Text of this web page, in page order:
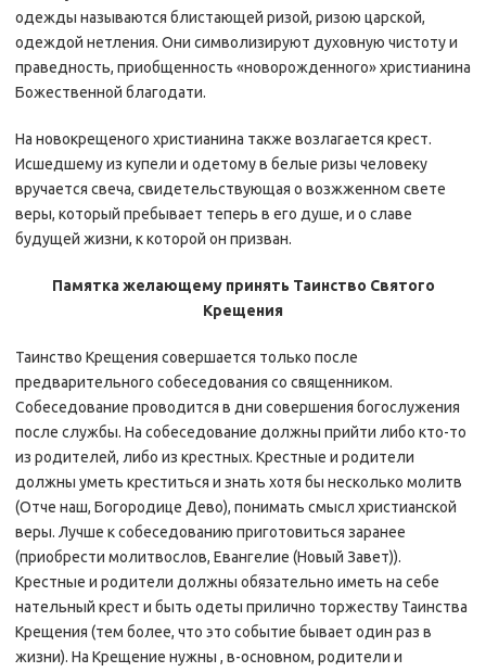
одежды называются блистающей ризой, ризою царской,
одеждой нетления. Они символизируют духовную чистоту и
праведность, приобщенность «новорожденного» христианина
Божественной благодати.
На новокрещеного христианина также возлагается крест.
Исшедшему из купели и одетому в белые ризы человеку
вручается свеча, свидетельствующая о возжженном свете
веры, который пребывает теперь в его душе, и о славе
будущей жизни, к которой он призван.
Памятка желающему принять Таинство Святого
Крещения
Таинство Крещения совершается только после
предварительного собеседования со священником.
Собеседование проводится в дни совершения богослужения
после службы. На собеседование должны прийти либо кто-то
из родителей, либо из крестных. Крестные и родители
должны уметь креститься и знать хотя бы несколько молитв
(Отче наш, Богородице Дево), понимать смысл христианской
веры. Лучше к собеседованию приготовиться заранее
(приобрести молитвослов, Евангелие (Новый Завет)).
Крестные и родители должны обязательно иметь на себе
нательный крест и быть одеты прилично торжеству Таинства
Крещения (тем более, что это событие бывает один раз в
жизни). На Крещение нужны , в-основном, родители и